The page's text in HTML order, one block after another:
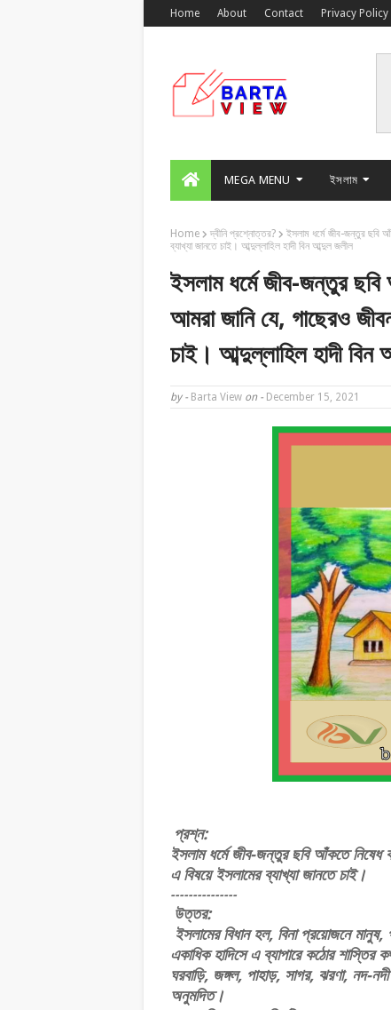
Home About Contact Privacy Policy
MEGA MENU ইসলাম
Home দ্বীনি প্রশ্নোত্তর?
ইসলাম ধর্মে জীব-জন্তুর ছবি
ব্যাখ্যা জানতে চাই। আব্দুল্লাহিল হাদী বিন আব্দুল জলীল
ইসলাম ধর্মে জীব-জন্তুর
আমরা জানি যে, গাছেরও
চাই। আব্দুল্লাহিল হাদী বিন
by - Barta View on - December 15, 2021
প্রশ্ন:
ইসলাম ধর্মে জীব-জন্তুর ছবি আঁকতে নিষেধ
এ বিষয়ে ইসলামের ব্যাখ্যা জানতে চাই।
---------------
উত্তর:
ইসলামের বিধান হল, বিনা প্রয়োজনে
একাধিক হাদিসে এ ব্যাপারে কঠোর
ঘরবাড়ি, জঙ্গল, পাহাড়, সাগর, ঝরণা, নদ-
অনুমদিত।